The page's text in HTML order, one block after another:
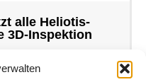
alle Heliotis-
3D-Inspektion